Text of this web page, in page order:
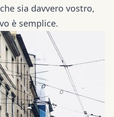
sia davvero vostro,
è semplice.